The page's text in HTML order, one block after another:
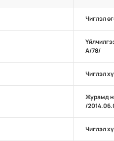
Чиглэл
А/78/
Чиглэл
Журамд
/
Чиглэл